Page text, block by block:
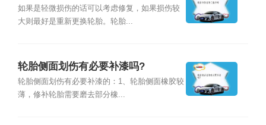
如果是轻微损伤的话可以考虑修复，如果损伤较
大则最好是重新更换轮胎。轮胎...
轮胎侧面划伤有必要补漆吗?
轮胎侧面划伤有必要补漆的：1、轮胎侧面橡胶较
薄，修补轮胎需要磨去部分橡...